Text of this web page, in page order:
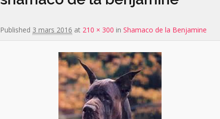
Published 3 mars 2016 at 210 × 300 in Shamaco de la Benjamine